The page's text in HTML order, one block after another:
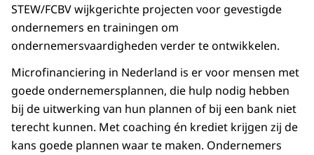
STEW/FCBV wijkgerichte projecten voor gevestigde
ondernemers en trainingen om
ondernemersvaardigheden verder te ontwikkelen.
Microfinanciering in Nederland is er voor mensen met
goede ondernemersplannen, die hulp nodig hebben
bij de uitwerking van hun plannen of bij een bank niet
terecht kunnen. Met coaching én krediet krijgen zij de
kans goede plannen waar te maken. Ondernemers